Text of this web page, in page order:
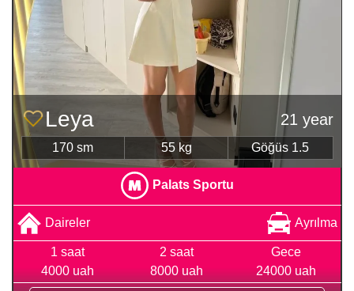
Leya 21 year
170 sm 55 kg Göğüs 1.5
Palats Sportu
Daireler Ayrılma
1 saat
4000 uah
2 saat
8000 uah
Gece
24000 uah